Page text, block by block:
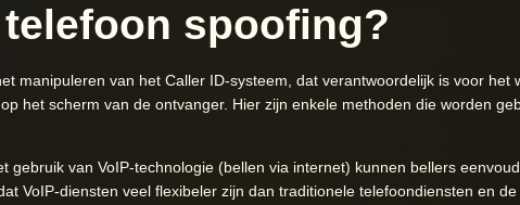
spoofing?
manipuleren van het Caller ID-systeem, dat verantwoordelijk is voor het
het scherm van de ontvanger. Hier zijn enkele methoden die worden
gebruik van VoIP-technologie (bellen via internet) kunnen bellers
VoIP-diensten veel flexibeler zijn dan traditionele telefoondiensten en